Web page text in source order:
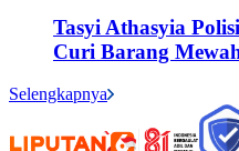
Tasyi Athasyia
Curi Barang
Selengkapnya